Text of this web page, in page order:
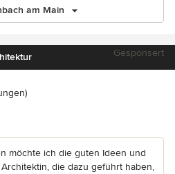
am Main
Gesponsert
5 von 5 Sternen
möchte ich die guten Ideen und
die dazu geführt haben,